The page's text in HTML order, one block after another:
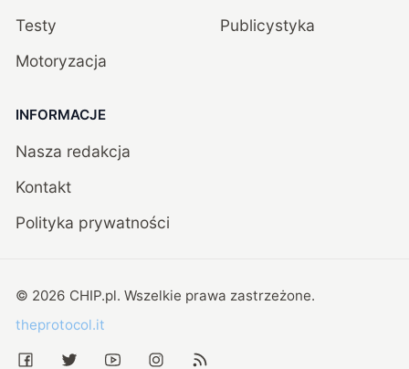
Testy
Motoryzacja
Publicystyka
INFORMACJE
Nasza redakcja
Kontakt
Polityka prywatności
© 2026 CHIP.pl. Wszelkie prawa zastrzeżone.
theprotocol.it